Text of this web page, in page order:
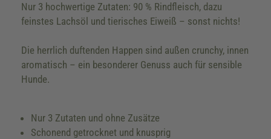
Nur 3 hochwertige Zutaten: 90 % Rindfleisch, dazu
feinstes Lachsöl und tierisches Eiweiß – sonst nichts!
Die herrlich duftenden Happen sind außen crunchy, innen
aromatisch – ein besonderer Genuss auch für sensible
Hunde.
Nur 3 Zutaten und ohne Zusätze
Schonend getrocknet und knusprig